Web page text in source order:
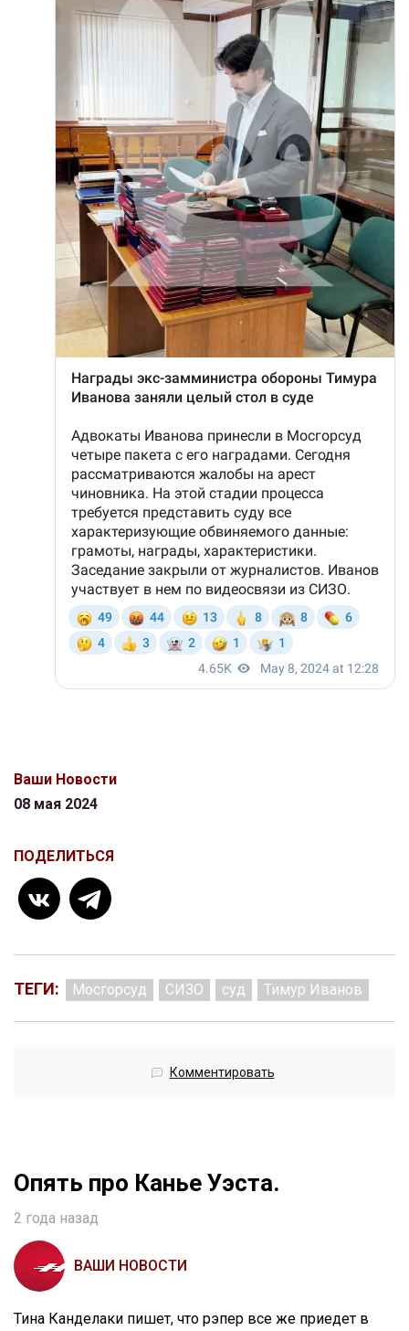
Ваши Новости
08 мая 2024
ПОДЕЛИТЬСЯ
ТЕГИ: Мосгорсуд СИЗО суд Тимур Иванов
Комментировать
Опять про Канье Уэста.
2 года назад
ВАШИ НОВОСТИ
Тина Канделаки пишет, что рэпер все же приедет в